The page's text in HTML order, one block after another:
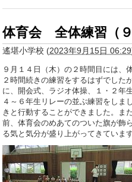
体育会 全体練習（
遙堪小学校 (2023年9月15日 06:29
９月１４日（木）の２時間目には、
２時間続きの練習をするはずでした
に、開会式、ラジオ体操、１・２年
４～６年生リレーの並ぶ練習をしま
きと行動することができました。ま
前、体育会のめあてのついた旗が飾
る気と気分が盛り上がってきていま